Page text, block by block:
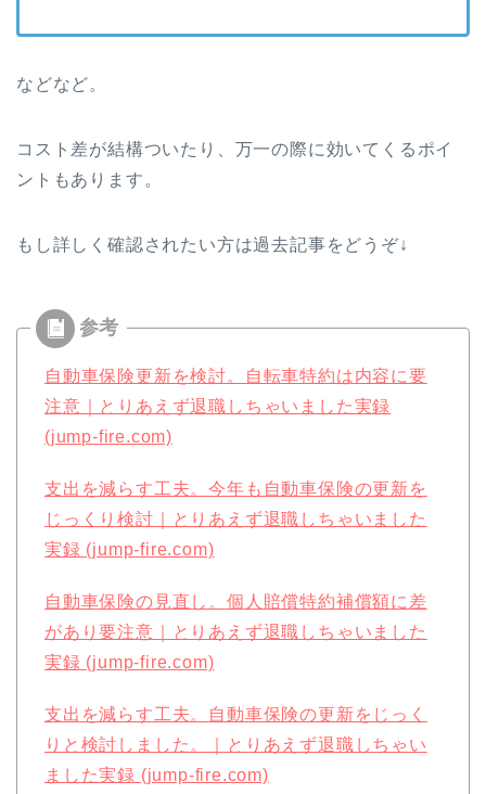
などなど。
コスト差が結構ついたり、万一の際に効いてくるポイ
ントもあります。
もし詳しく確認されたい方は過去記事をどうぞ↓
自動車保険更新を検討。自転車特約は内容に要
注意｜とりあえず退職しちゃいました実録
(jump-fire.com)
支出を減らす工夫。今年も自動車保険の更新を
じっくり検討｜とりあえず退職しちゃいました
実録 (jump-fire.com)
自動車保険の見直し。個人賠償特約補償額に差
があり要注意｜とりあえず退職しちゃいました
実録 (jump-fire.com)
支出を減らす工夫。自動車保険の更新をじっく
りと検討しました。｜とりあえず退職しちゃい
ました実録 (jump-fire.com)